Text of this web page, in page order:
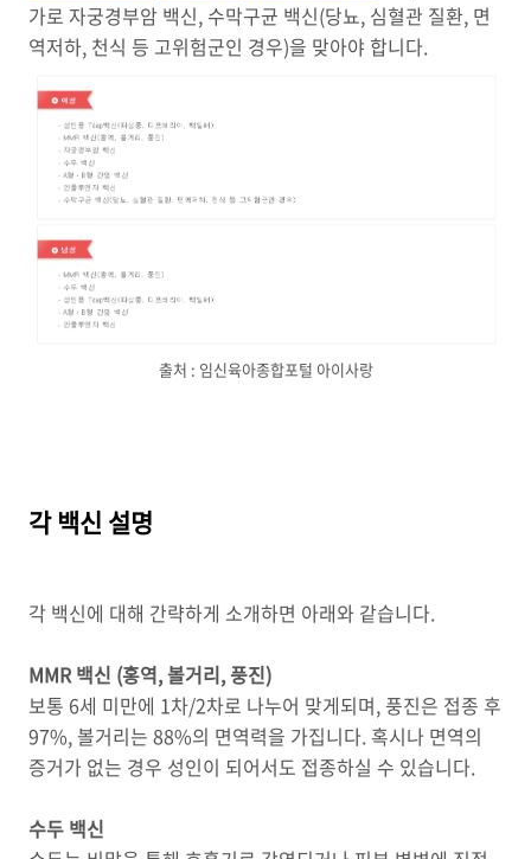
가로 자궁경부암 백신, 수막구균 백신(당뇨, 심혈관 질환, 면
역저하, 천식 등 고위험군인 경우)을 맞아야 합니다.
출처 : 임신육아종합포털 아이사랑
각 백신 설명
각 백신에 대해 간략하게 소개하면 아래와 같습니다.
MMR 백신 (홍역, 볼거리, 풍진)
보통 6세 미만에 1차/2차로 나누어 맞게되며, 풍진은 접종 후
97%, 볼거리는 88%의 면역력을 가집니다. 혹시나 면역의
증거가 없는 경우 성인이 되어서도 접종하실 수 있습니다.
수두 백신